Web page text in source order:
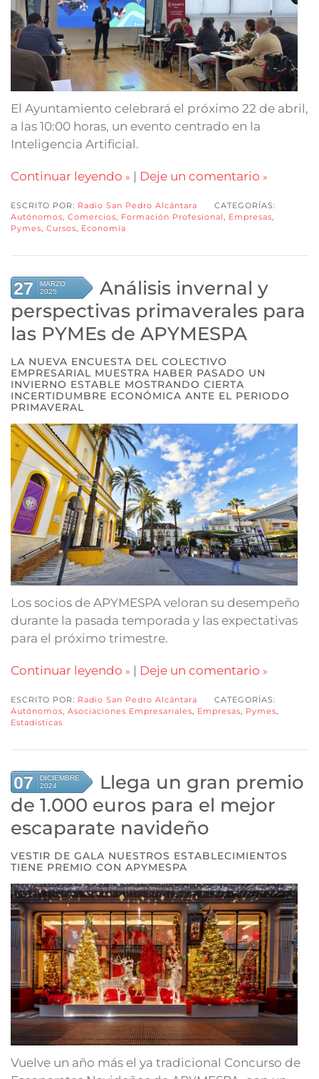
El Ayuntamiento celebrará el próximo 22 de abril,
a las 10:00 horas, un evento centrado en la
Inteligencia Artificial.
Continuar leyendo | Deje un comentario
ESCRITO POR: Radio San Pedro Alcántara
CATEGORÍAS:
Autónomos, Comercios, Formación Profesional, Empresas,
Pymes, Cursos, Economía
27
MARZO
2025
Análisis invernal y
perspectivas primaverales para
las PYMEs de APYMESPA
LA NUEVA ENCUESTA DEL COLECTIVO
EMPRESARIAL MUESTRA HABER PASADO UN
INVIERNO ESTABLE MOSTRANDO CIERTA
INCERTIDUMBRE ECONÓMICA ANTE EL PERIODO
PRIMAVERAL
Los socios de APYMESPA veloran su desempeño
durante la pasada temporada y las expectativas
para el próximo trimestre.
Continuar leyendo | Deje un comentario
ESCRITO POR: Radio San Pedro Alcántara
CATEGORÍAS:
Autónomos, Asociaciones Empresariales, Empresas, Pymes,
Estadísticas
07
DICIEMBRE
2024
Llega un gran premio
de 1.000 euros para el mejor
escaparate navideño
VESTIR DE GALA NUESTROS ESTABLECIMIENTOS
TIENE PREMIO CON APYMESPA
Vuelve un año más el ya tradicional Concurso de